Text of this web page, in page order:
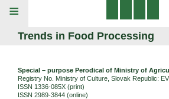
≡
Trends in Food Processing
Special – purpose Perodical of Ministry of
Registry No. Ministry of Culture, Slovak Republic:
ISSN 1336-085X (print)
ISSN 2989-3844 (online)